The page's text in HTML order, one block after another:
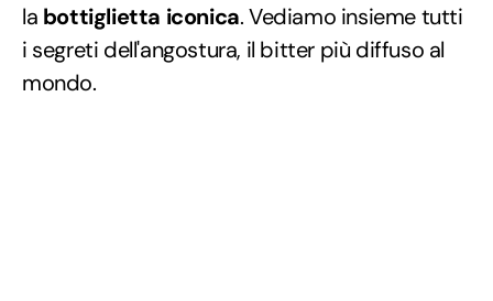
la bottiglietta iconica. Vediamo insieme tutti
i segreti dell'angostura, il bitter più diffuso al
mondo.